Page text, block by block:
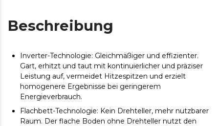
Beschreibung
Inverter-Technologie: Gleichmäßiger und effizienter.
Gart, erhitzt und taut mit kontinuierlicher und präziser
Leistung auf, vermeidet Hitzespitzen und erzielt
homogenere Ergebnisse bei geringerem
Energieverbrauch.
Flachbett-Technologie: Kein Drehteller, mehr nutzbarer
Raum. Der flache Boden ohne Drehteller nutzt den